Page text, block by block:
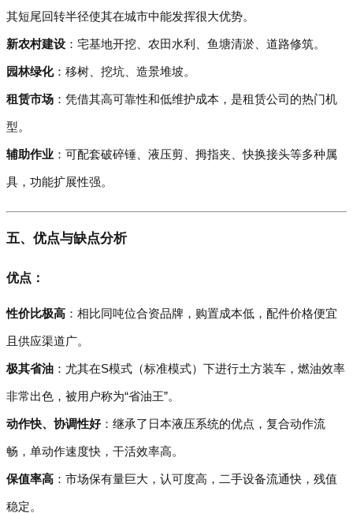
其短尾回转半径使其在城市中能发挥很大优势。
新农村建设 ：宅基地开挖、农田水利、鱼塘清淤、道路修筑。
园林绿化：移树、挖坑、造景堆坡。
租赁市场 ：凭借其高可靠性和低维护成本，是租赁公司的热门机
型。
辅助作业 ：可配套破碎锤、液压剪、拇指夹、快换接头等多种属
具，功能扩展性强。
五、优点与缺点分析
优点：
性价比极高 ：相比同吨位合资品牌，购置成本低，配件价格便宜
且供应渠道广。
极其省油 ：尤其在S模式（标准模式）下进行土方装车，燃油效率
非常出色，被用户称为“省油王”。
动作快、协调性好：继承了日本液压系统的优点，复合动作流
畅，单动作速度快，干活效率高。
保值率高 ：市场保有量巨大，认可度高，二手设备流通快，残值
稳定。